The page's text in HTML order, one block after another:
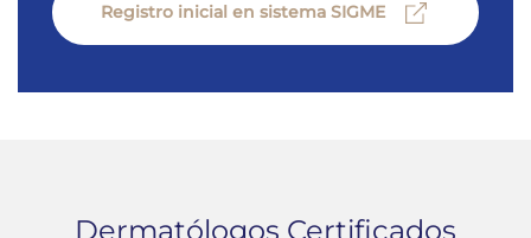
Registro inicial en sistema SIGME
Dermatólogos Certificados